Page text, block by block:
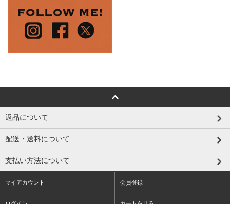
返品について
配送・送料について
支払い方法について
マイアカウント 会員登録